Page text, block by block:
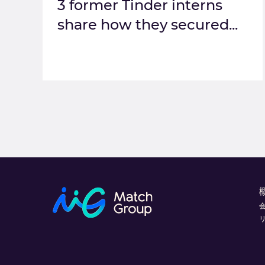
3 former Tinder interns
share how they secured...